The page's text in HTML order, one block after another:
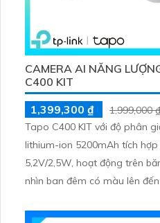
CAMERA AI NĂNG
C400 KIT
1,399,300 ₫
1,999,000 ₫
Tapo C400 KIT với độ phân
lithium-ion 5200mAh tích
5,2V/2,5W, hoạt động trên
nhìn ban đêm có màu lên
thẻ microSD lên đến 512GB